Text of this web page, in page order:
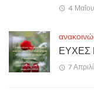
4
ΕΥΧΕΣ
7